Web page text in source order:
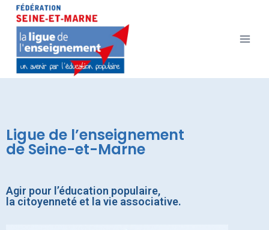
Ligue de l’enseignement
de Seine-et-Marne
Agir pour l’éducation populaire,
la citoyenneté et la vie associative.